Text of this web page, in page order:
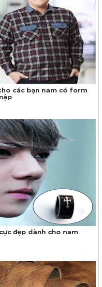
các bạn nam có form
đẹp dành cho nam